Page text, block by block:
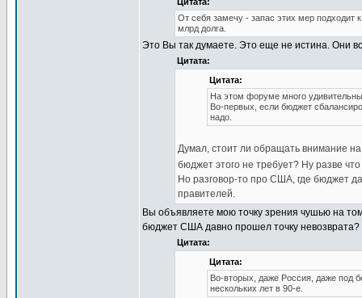
От себя замечу - запас этих мер подходит
млрд долга.
Это Вы так думаете. Это еще не истина. Они
Цитата:
Цитата:
На этом форуме много
Во-первых, если бюджет
надо.
Думал, стоит ли обращать внимание
бюджет этого не требует? Ну разве
Но разговор-то про США, где бюджет
правителей.
Вы объявляете мою точку зрения чушью на
бюджет США давно прошел точку невозврата?
Цитата:
Цитата:
Во-вторых, даже Россия, даже под
нескольких лет в 90-е.